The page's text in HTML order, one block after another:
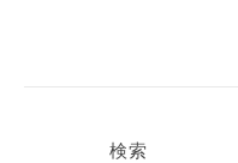
検索